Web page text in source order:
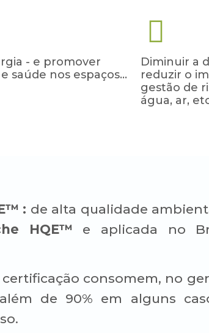
- e promover
saúde nos espaços…
Diminuir a
reduzir o
gestão de
água, ar,
: de alta qualidade
HQE™ e aplicada no
consomem, no
de 90% em alguns